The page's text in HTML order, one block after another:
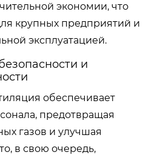
экономии, что
крупных предприятий и
эксплуатацией.
и
обеспечивает
предотвращая
газов и улучшая
в свою очередь,